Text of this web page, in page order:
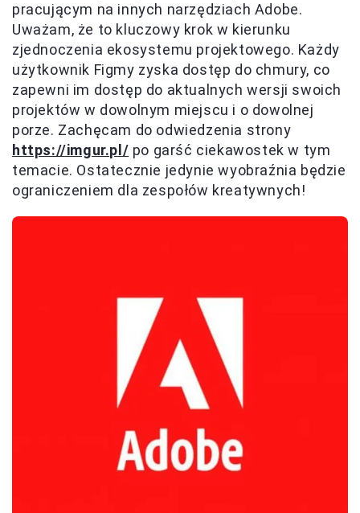
pracującym na innych narzędziach Adobe.
Uważam, że to kluczowy krok w kierunku
zjednoczenia ekosystemu projektowego. Każdy
użytkownik Figmy zyska dostęp do chmury, co
zapewni im dostęp do aktualnych wersji swoich
projektów w dowolnym miejscu i o dowolnej
porze. Zachęcam do odwiedzenia strony
https://imgur.pl/ po garść ciekawostek w tym
temacie. Ostatecznie jedynie wyobraźnia będzie
ograniczeniem dla zespołów kreatywnych!